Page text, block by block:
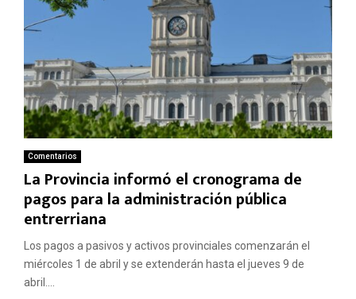
Comentarios
La Provincia informó el cronograma de
pagos para la administración pública
entrerriana
Los pagos a pasivos y activos provinciales comenzarán el
miércoles 1 de abril y se extenderán hasta el jueves 9 de
abril....